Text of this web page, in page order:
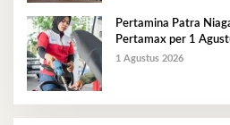
Pertamina Patra
Pertamax per 1
1 Agustus 2026